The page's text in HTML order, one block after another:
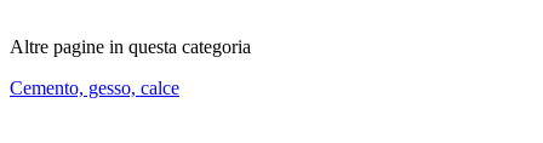
Altre pagine in questa categoria
Cemento, gesso, calce